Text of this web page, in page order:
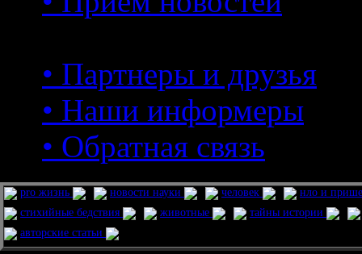
• Партнеры и друзья
• Наши информеры
• Обратная связь
pro жизнь новости науки человек
нло и
стихийные бедствия
животные
тайны истории
авторские статьи